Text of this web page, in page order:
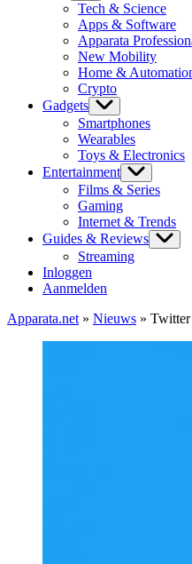
Tech & Science
Apps & Software
Apparata
New Mobility
Home &
Crypto
Gadgets
Smartphones
Wearables
Toys & Electronics
Entertainment
Films & Series
Gaming
Internet & Trends
Guides & Reviews
Streaming
Inloggen
Aanmelden
Apparata.net » Nieuws »